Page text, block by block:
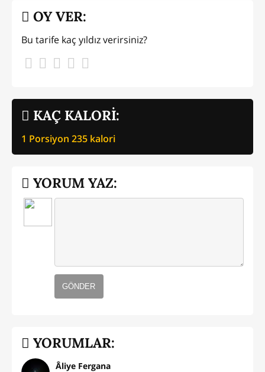
KAÇ KALORİ:
1 Porsiyon 235 kalori
OY VER:
Bu tarife kaç yıldız verirsiniz?
YORUM YAZ:
GÖNDER
YORUMLAR:
Âliye Fergana